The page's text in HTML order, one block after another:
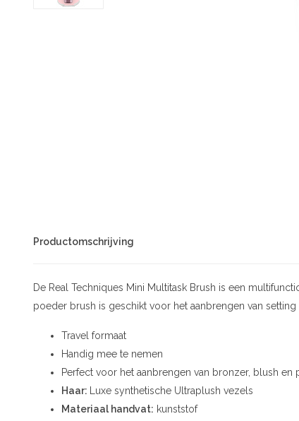
Productomschrijving
De Real Techniques Mini Multitask Brush is een
poeder brush is geschikt voor het aanbrengen van
Travel formaat
Handig mee te nemen
Perfect voor het aanbrengen van bronzer, blush en
Haar:
Luxe synthetische Ultraplush vezels
Materiaal handvat: kunststof